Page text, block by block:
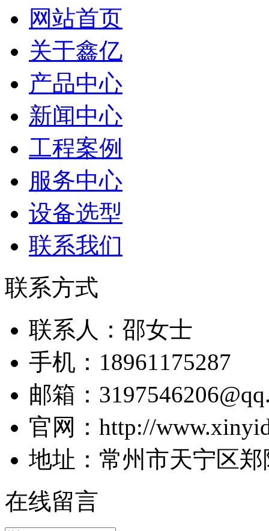
网站首页
关于鑫亿
产品中心
新闻中心
工程案例
服务中心
设备选型
联系我们
联系方式
联系人：邵女士
手机：18961175287
邮箱：
官网：http://
地址：常州市天宁区
在线留言